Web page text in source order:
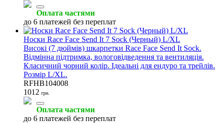
Оплата частями
до 6 платежей без переплат
Носки Race Face Send It 7 Sock (Черный) L/XL
Високі (7 дюймів) шкарпетки Race Face Send It Sock.
Відмінна підтримка, вологовідведення та вентиляція.
Класичний чорний колір. Ідеальні для ендуро та трейлів.
Розмір L/XL.
RFHB104008
1012 грн.
Оплата частями
до 6 платежей без переплат